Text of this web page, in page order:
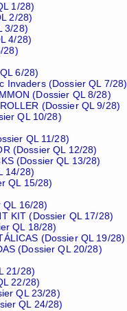
1/28)
2/28)
3/28)
4/28)
28)
6/28)
Invaders (Dossier QL 7/28)
(Dossier QL 8/28)
(Dossier QL 9/28)
QL 10/28)
QL 11/28)
(Dossier QL 12/28)
(Dossier QL 13/28)
14/28)
QL 15/28)
QL 16/28)
KIT (Dossier QL 17/28)
QL 18/28)
(Dossier QL 19/28)
(Dossier QL 20/28)
21/28)
22/28)
QL 23/28)
QL 24/28)